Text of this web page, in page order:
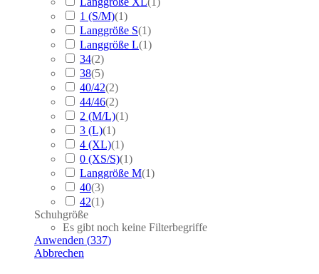
1 (S/M)(1)
Langgröße S(1)
Langgröße L(1)
34(2)
38(5)
40/42(2)
44/46(2)
2 (M/L)(1)
3 (L)(1)
4 (XL)(1)
0 (XS/S)(1)
Langgröße M(1)
40(3)
42(1)
Schuhgröße
Es gibt noch keine Filterbegriffe
Anwenden (337)
Abbrechen